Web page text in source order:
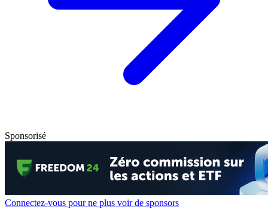
Sponsorisé
Connectez-vous pour ne plus voir de sponsors